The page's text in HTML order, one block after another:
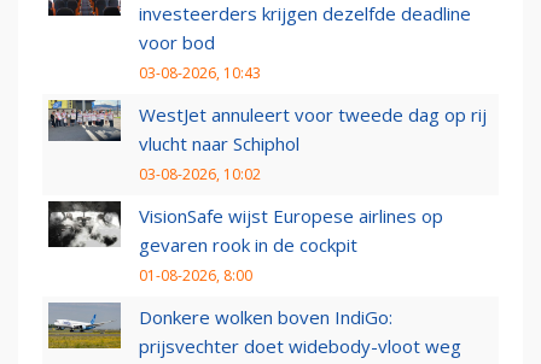
investeerders krijgen dezelfde deadline
voor bod
03-08-2026, 10:43
WestJet annuleert voor tweede dag op rij
vlucht naar Schiphol
03-08-2026, 10:02
VisionSafe wijst Europese airlines op
gevaren rook in de cockpit
01-08-2026, 8:00
Donkere wolken boven IndiGo:
prijsvechter doet widebody-vloot weg